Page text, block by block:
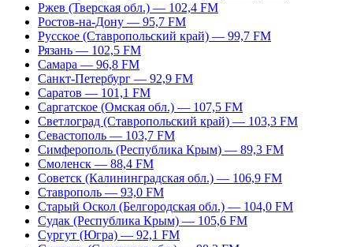
Ржев (Тверская обл.) — 102,4 FM
Ростов-на-Дону — 95,7 FM
Русское (Ставропольский край) — 99,7 FM
Рязань — 102,5 FM
Самара — 96,8 FM
Санкт-Петербург — 92,9 FM
Саратов — 101,1 FM
Саргатское (Омская обл.) — 107,5 FM
Светлоград (Ставропольский край) — 103,3 FM
Севастополь — 103,7 FM
Симферополь (Республика Крым) — 89,3 FM
Смоленск — 88,4 FM
Советск (Калининградская обл.) — 106,9 FM
Ставрополь — 93,0 FM
Старый Оскол (Белгородская обл.) — 104,0 FM
Судак (Республика Крым) — 105,6 FM
Сургут (Югра) — 92,1 FM